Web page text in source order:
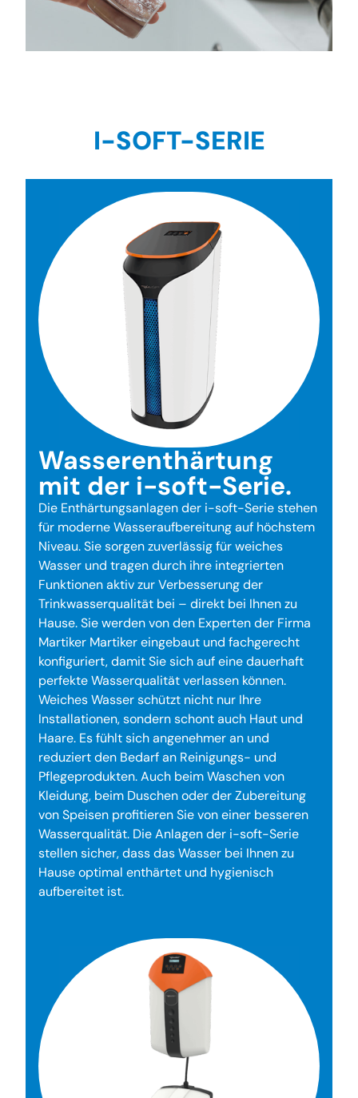
I-SOFT-SERIE
Wasserenthärtung
mit der i-soft-Serie.
Die Enthärtungsanlagen der i-soft-Serie stehen
für moderne Wasseraufbereitung auf höchstem
Niveau. Sie sorgen zuverlässig für weiches
Wasser und tragen durch ihre integrierten
Funktionen aktiv zur Verbesserung der
Trinkwasserqualität bei – direkt bei Ihnen zu
Hause. Sie werden von den Experten der Firma
Martiker Martiker eingebaut und fachgerecht
konfiguriert, damit Sie sich auf eine dauerhaft
perfekte Wasserqualität verlassen können.
Weiches Wasser schützt nicht nur Ihre
Installationen, sondern schont auch Haut und
Haare. Es fühlt sich angenehmer an und
reduziert den Bedarf an Reinigungs- und
Pflegeprodukten. Auch beim Waschen von
Kleidung, beim Duschen oder der Zubereitung
von Speisen profitieren Sie von einer besseren
Wasserqualität. Die Anlagen der i-soft-Serie
stellen sicher, dass das Wasser bei Ihnen zu
Hause optimal enthärtet und hygienisch
aufbereitet ist.